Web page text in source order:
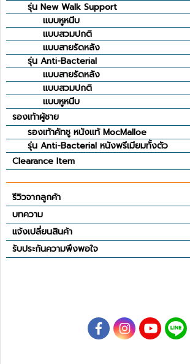
รุ่น New Walk Support
แบบหูหนีบ
แบบสวมปกติ
แบบสายรัดหลัง
รุ่น Anti-Bacterial
แบบสายรัดหลัง
แบบสวมปกติ
แบบหูหนีบ
รองเท้าผู้ชาย
รองเท้าคัทชู หนังแท้ MocMalloe
รุ่น Anti-Bacterial หนังพรีเมียมทั้งตัว
Clearance Item
รีวิวจากลูกค้า
บทความ
แจ้งเปลี่ยนสินค้า
รับประกันความพึงพอใจ